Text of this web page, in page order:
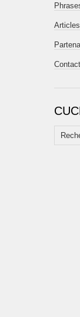
Articles
Contact